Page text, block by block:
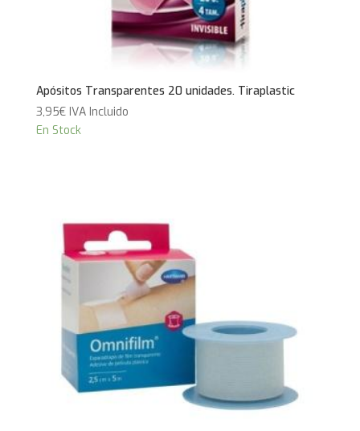
Apósitos Transparentes 20 unidades. Tiraplastic
3,95€ IVA Incluido
En Stock